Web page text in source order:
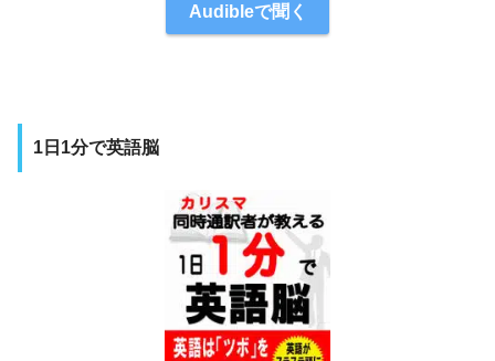
Audibleで聞く
1日1分で英語脳